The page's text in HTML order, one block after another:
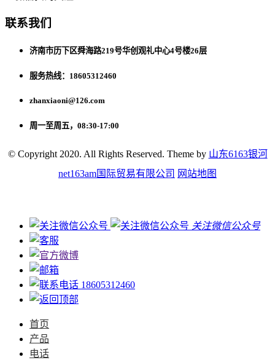
联系我们
济南市历下区舜海路219号华创观礼中心4号楼26层
服务热线：18605312460
zhanxiaoni@126.com
周一至周五，08:30-17:00
© Copyright 2020. All Rights Reserved. Theme by 山东6163银河
net163am国际贸易有限公司 网站地图
关注微信公众号
18605312460
首页
产品
电话